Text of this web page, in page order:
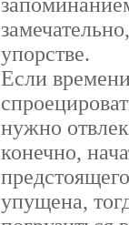
упорстве.
Если
нужно
конечно,
упущена,